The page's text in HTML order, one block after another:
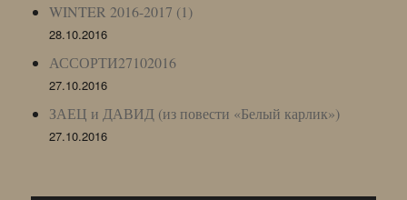
WINTER 2016-2017 (1)
28.10.2016
АССОРТИ27102016
27.10.2016
ЗАЕЦ и ДАВИД (из повести «Белый карлик»)
27.10.2016